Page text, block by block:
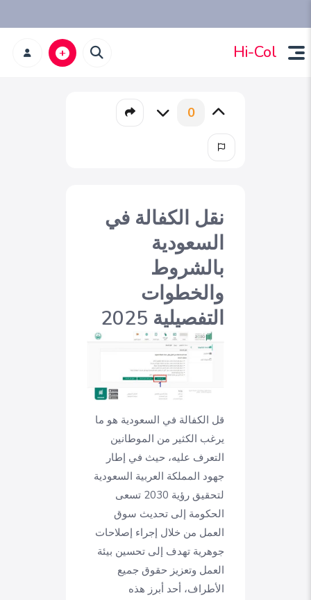
Hi-Col
0
نقل الكفالة في
السعودية
بالشروط
والخطوات
التفصيلية 2025
قل الكفالة في السعودية هو ما
يرغب الكثير من الموطانين
التعرف عليه، حيث في إطار
جهود المملكة العربية السعودية
لتحقيق رؤية 2030 تسعى
الحكومة إلى تحديث سوق
العمل من خلال إجراء إصلاحات
جوهرية تهدف إلى تحسين بيئة
العمل وتعزيز حقوق جميع
الأطراف، أحد أبرز هذه